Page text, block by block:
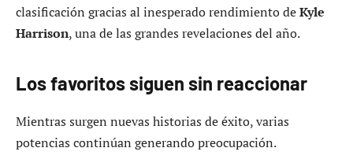
clasificación gracias al inesperado rendimiento deKyle
Harrison, una de las grandes revelaciones del año.
Los favoritos siguen sin reaccionar
Mientras surgen nuevas historias de éxito, varias
potencias continúan generando preocupación.